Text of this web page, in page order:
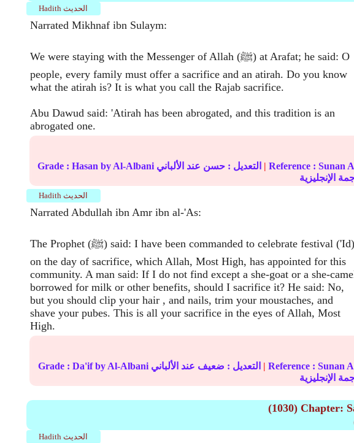
Hadith الحديث
Narrated Mikhnaf ibn Sulaym:
We were staying with the Messenger of Allah (ﷺ) at Arafat; he said: O
people, every family must offer a sacrifice and an atirah. Do you know
what the atirah is? It is what you call the Rajab sacrifice.
Abu Dawud said: 'Atirah has been abrogated, and this tradition is an
abrogated one.
Grade : Hasan by Al-Albani التعديل : حسن | Reference : Sunan
Hadith الحديث
Narrated Abdullah ibn Amr ibn al-'As:
The Prophet (ﷺ) said: I have been commanded to celebrate festival ('Id)
on the day of sacrifice, which Allah, Most High, has appointed for this
community. A man said: If I do not find except a she-goat or a she-
borrowed for milk or other benefits, should I sacrifice it? He said: No,
but you should clip your hair , and nails, trim your moustaches, and
shave your pubes. This is all your sacrifice in the eyes of Allah, Most
High.
Grade : Da'ifby Al-Albani التعديل : ضعيف | Reference : Sunan
(1030) Chapter:
Hadith الحديث